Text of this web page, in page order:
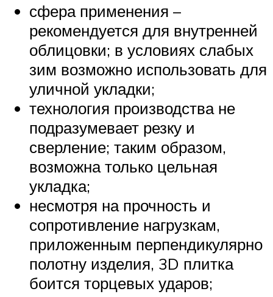
сфера применения –
рекомендуется для внутренней
облицовки; в условиях слабых
зим возможно использовать для
уличной укладки;
технология производства не
подразумевает резку и
сверление; таким образом,
возможна только цельная
укладка;
несмотря на прочность и
сопротивление нагрузкам,
приложенным перпендикулярно
полотну изделия, 3D плитка
боится торцевых ударов;